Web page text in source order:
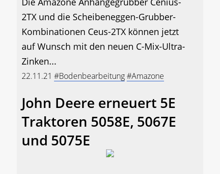
2TX und die Scheibeneggen-Grubber-
Kombinationen Ceus-2TX können jetzt
auf Wunsch mit den neuen C-Mix-Ultra-
Zinken...
22.11.21 #Bodenbearbeitung#Amazone
John Deere erneuert 5E
Traktoren 5058E, 5067E
und 5075E